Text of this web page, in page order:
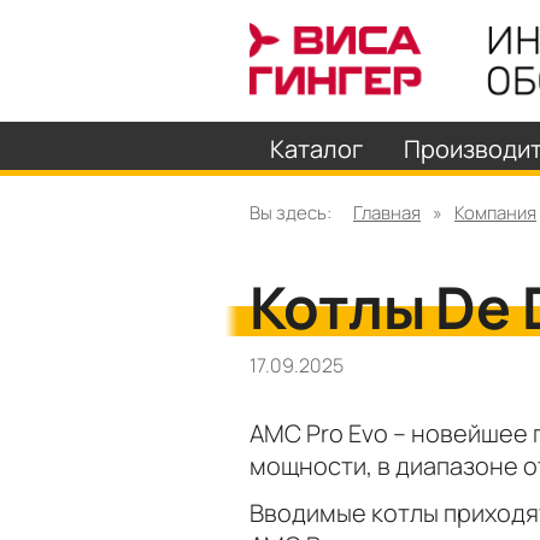
Каталог
Вы здесь: Главная » Компания
Котлы De
17.09.2025
AMC Pro Evo –
мощности, в диапазоне
Вводимые котлы